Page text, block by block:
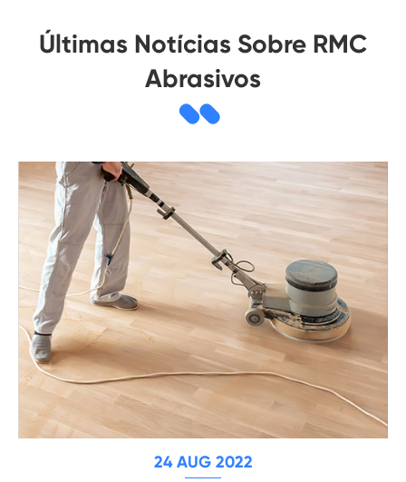
Últimas Notícias Sobre RMC
Abrasivos
24 AUG 2022